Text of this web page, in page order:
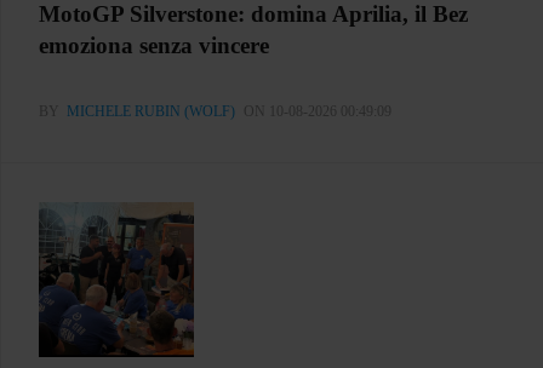
MotoGP Silverstone: domina Aprilia, il Bez
emoziona senza vincere
BY MICHELE RUBIN (WOLF) ON 10-08-2026 00:49:09